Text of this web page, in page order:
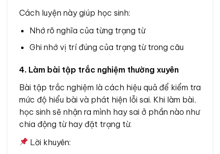
Cách luyện này giúp học sinh:
Nhớ rõ nghĩa của từng trạng từ
Ghi nhớ vị trí đúng của trạng từ trong câu
4. Làm bài tập trắc nghiệm thường xuyên
Bài tập trắc nghiệm là cách hiệu quả để kiểm tra
mức độ hiểu bài và phát hiện lỗi sai. Khi làm bài,
học sinh sẽ nhận ra mình hay sai ở phần nào như
chia động từ hay đặt trạng từ.
Lời khuyên: